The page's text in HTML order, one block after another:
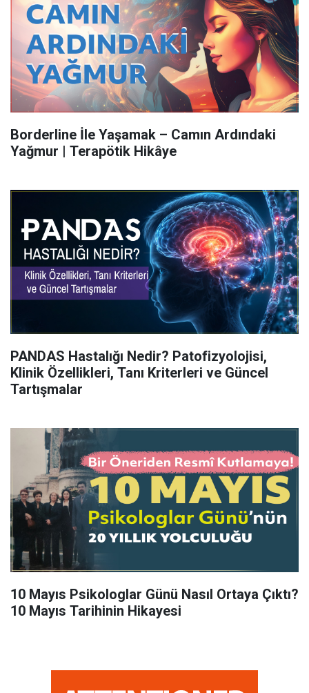
Borderline İle Yaşamak – Camın Ardındaki
Yağmur | Terapötik Hikâye
PANDAS Hastalığı Nedir? Patofizyolojisi,
Klinik Özellikleri, Tanı Kriterleri ve Güncel
Tartışmalar
10 Mayıs Psikologlar Günü Nasıl Ortaya Çıktı?
10 Mayıs Tarihinin Hikayesi